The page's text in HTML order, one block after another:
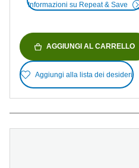
Informazioni su Repeat & Save
AGGIUNGI AL CARRELLO
Aggiungi alla lista dei desideri